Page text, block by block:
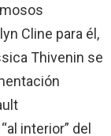
Cline para él,
Thivenin se
interior” del